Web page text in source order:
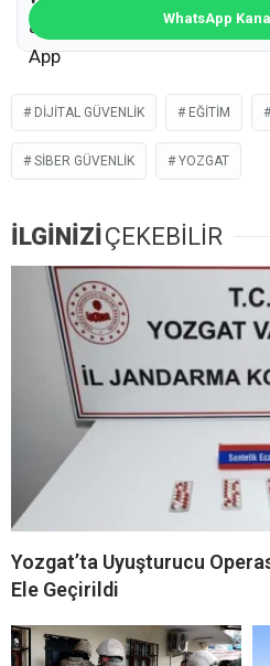
WhatsApp
DIJITAL GÜVENLIK EĞITIM
SIBER GÜVENLIK YOZGAT
İLGİNİZİ ÇEKEBİLİR
Yozgat’ta Uyuşturucu
Ele Geçirildi